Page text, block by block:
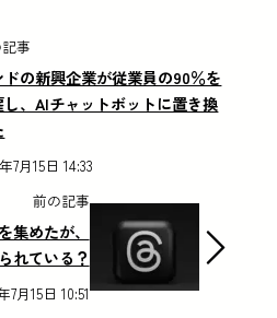
事
ドの新興企業が従業員の90％を
し、AIチャットボットに置き換
7月15日 14:33
前の記事
めたが、
れている？
7月15日 10:51